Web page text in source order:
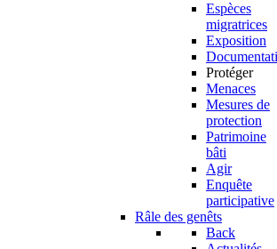
Espèces
migratrices
Exposition
Protéger
Menaces
Mesures de
protection
Patrimoine
bâti
Agir
Enquête
participative
Râle des genêts
Back